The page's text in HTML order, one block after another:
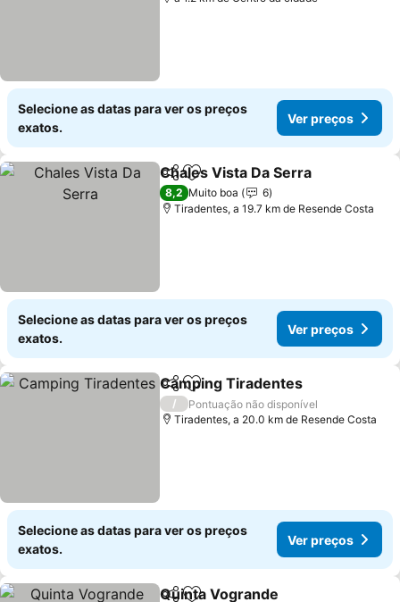
Selecione as datas para ver os preços
exatos.
Ver preços
PartilharAdicionar aos favoritos
Chales Vista Da Serra
8,2 Muito boa
6
Tiradentes, a 19.7 km de Resende Costa
Selecione as datas para ver os preços
exatos.
Ver preços
PartilharAdicionar aos favoritos
Camping Tiradentes
/
Pontuação não disponível
Tiradentes, a 20.0 km de Resende Costa
Selecione as datas para ver os preços
exatos.
Ver preços
Quinta Vogrande